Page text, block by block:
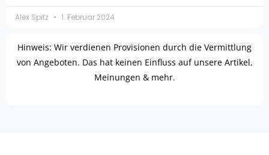
Alex Spitz 1. Februar 2024
Hinweis: Wir verdienen Provisionen durch die Vermittlung
von Angeboten. Das hat keinen Einfluss auf unsere Artikel,
Meinungen & mehr.